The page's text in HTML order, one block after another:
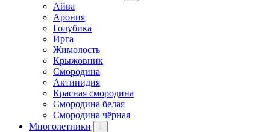
Айва
Арония
Голубика
Ирга
Жимолость
Крыжовник
Смородина
Актинидия
Красная смородина
Смородина белая
Смородина чёрная
Многолетники